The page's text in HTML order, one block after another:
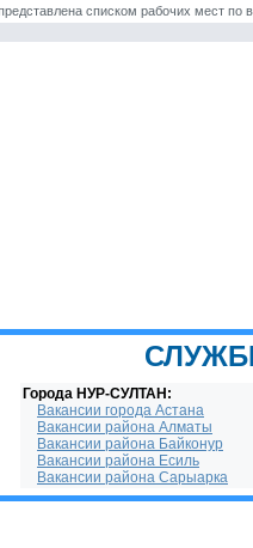
списком рабочих мест по
Города НУР-СУЛТАН:
Вакансии города Астана
Вакансии района Алматы
Вакансии района Байконур
Вакансии района Есиль
Вакансии района Сарыарка